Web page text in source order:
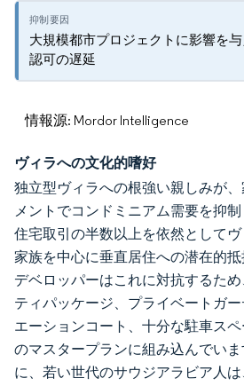
大規模都市プロジェクトに影響を
認可の遅延
情報源: Mordor Intelligence
ヴィラへの文化的嗜好
独立型ヴィラへの根強い親しみが
メントでコンドミニアム需要を抑
住宅取引の半数以上を依然として
家族を中心に垂直居住への潜在的抵
デベロッパーはこれに対抗するた
ティパッケージ、プライベートガ
エーションコート、十分な駐車ス
のマスタープランに組み込んでい
に、若い世代のサウジアラビア人